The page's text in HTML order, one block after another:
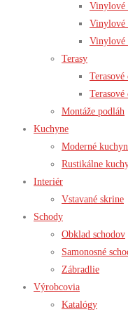
Vinylové
Vinylové
Vinylové
Terasy
Montáže podláh
Kuchyne
Moderné
Rustikálne
Interiér
Vstavané skrine
Schody
Obklad schodov
Samonosné
Zábradlie
Výrobcovia
Katalógy